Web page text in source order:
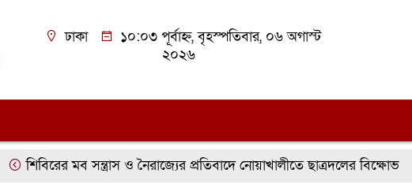
ঢাকা
১০:০৩ পূর্বাহ্ন, বৃহস্পতিবার, ০৬ অগাস্ট
২০২৬
শিবিরের মব সন্ত্রাস ও নৈরাজ্যের প্রতিবাদে নোয়াখালীতে ছাত্রদলের বিক্ষোভ